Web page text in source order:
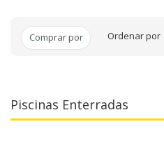
Piscinas Enterradas
Ordenar por
Comprar por